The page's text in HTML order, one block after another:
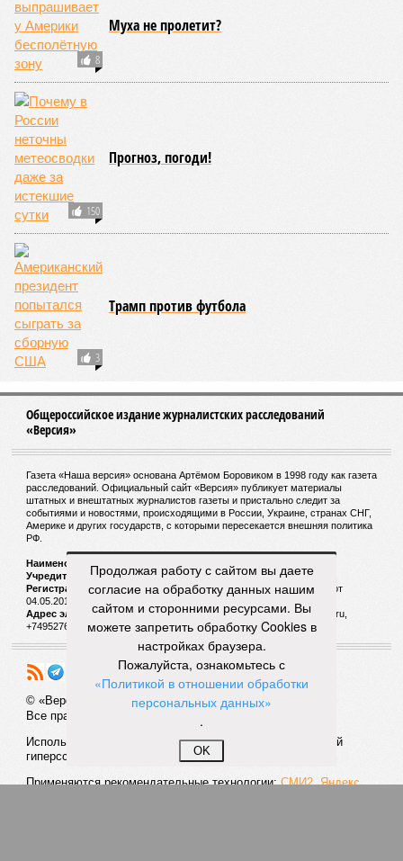
8
Муха не пролетит?
150
Прогноз, погоди!
3
Трамп против футбола
Общероссийское издание журналистских расследований
«Версия»
Газета «Наша версия» основана Артёмом Боровиком в 1998 году как газета
расследований. Официальный сайт «Версия» публикует материалы
штатных и внештатных журналистов газеты и пристально следит за
событиями и новостями, происходящими в России, Украине, странах СНГ,
Америке и других государств, с которыми пересекается внешняя политика
РФ.
Наименование:
Учредитель:
ООО «Версия»,Главный редактор:Горевой Р. Г.
Регистрационный номер Роскомнадзора:ЭЛ № ФС 77 - 72681 от
04.05.2018 г.
Адрес электронной почты и телефон редакции:versia@versia.ru,
+74952760348
© «Версия»
Все права защищены
Использование материалов «Версии» без индексируемой
гиперссылки запрещено
Применяются рекомендательные технологии:СМИ2, Яндекс,
Продолжая работу с сайтом вы даете
согласие на обработку данных нашим
сайтом и сторонними ресурсами. Вы
можете запретить обработку Cookies в
настройках браузера.
Пожалуйста, ознакомьтесь с
«Политикой в отношении обработки
персональных данных»
.
OK